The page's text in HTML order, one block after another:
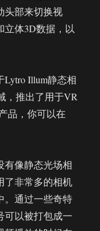
头部来切换视
立体3D数据，以
Illum静态相
，推出了用于VR
品，你可以在
有像静态光场相
了非常多的相机
。通过一些奇特
可以被打包成一